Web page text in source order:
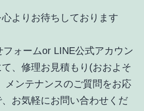
よりお待ちしております
フォームor LINE公式アカウン
て、修理お見積もり(おおよそ
メンテナンスのご質問をお応
お気軽にお問い合わせくだ